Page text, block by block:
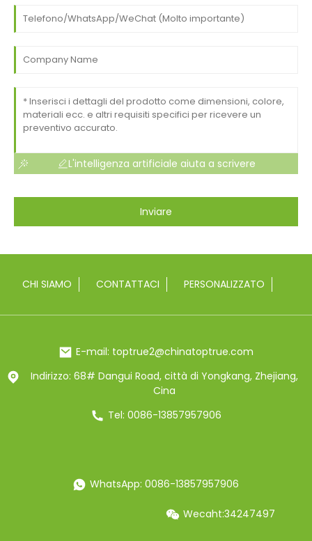
L'intelligenza artificiale aiuta a scrivere
Inviare
CHI SIAMO CONTATTACI PERSONALIZZATO
E-mail: toptrue2@chinatoptrue.com
Indirizzo: 68# Dangui Road, città di Yongkang, Zhejiang,
Cina
Tel: 0086-13857957906
WhatsApp: 0086-13857957906
Wecaht:34247497